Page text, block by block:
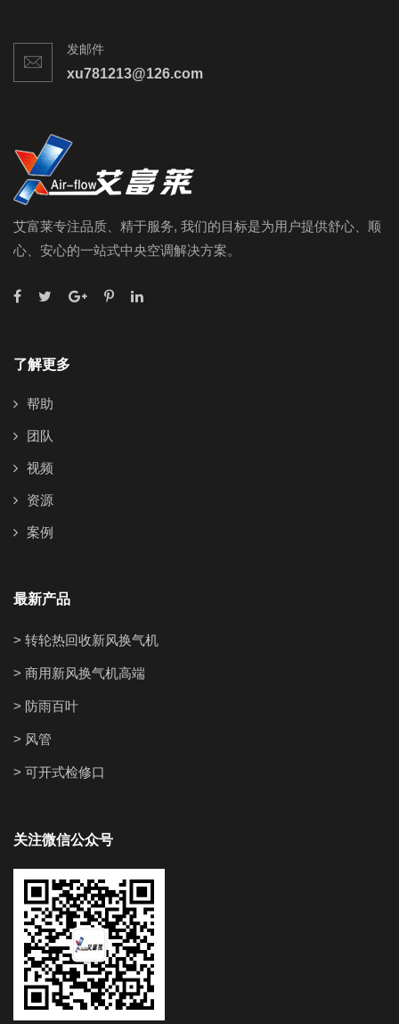
发邮件
xu781213@126.com
艾富莱专注品质、精于服务, 我们的目标是为用户提供舒心、顺
心、安心的一站式中央空调解决方案。
了解更多
帮助
团队
视频
资源
案例
最新产品
> 转轮热回收新风换气机
> 商用新风换气机高端
> 防雨百叶
> 风管
> 可开式检修口
关注微信公众号